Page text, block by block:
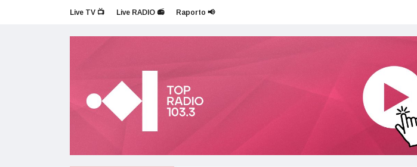
Live TV 📺 Live RADIO 📻 Raporto 📢